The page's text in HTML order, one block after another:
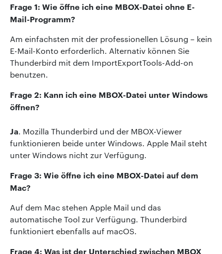
Frage 1: Wie öffne ich eine MBOX-Datei ohne E-
Mail-Programm?
Am einfachsten mit der professionellen Lösung – kein
E-Mail-Konto erforderlich. Alternativ können Sie
Thunderbird mit dem ImportExportTools-Add-on
benutzen.
Frage 2: Kann ich eine MBOX-Datei unter Windows
öffnen?
Ja. Mozilla Thunderbird und der MBOX-Viewer
funktionieren beide unter Windows. Apple Mail steht
unter Windows nicht zur Verfügung.
Frage 3: Wie öffne ich eine MBOX-Datei auf dem
Mac?
Auf dem Mac stehen Apple Mail und das
automatische Tool zur Verfügung. Thunderbird
funktioniert ebenfalls auf macOS.
Frage 4: Was ist der Unterschied zwischen MBOX